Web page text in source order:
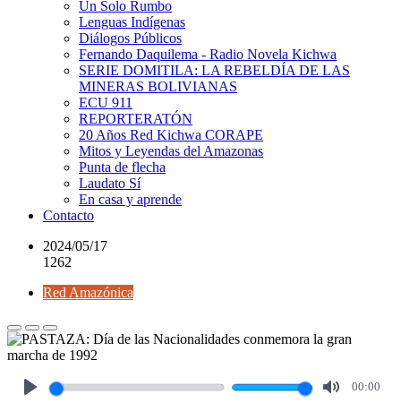
Un Solo Rumbo
Lenguas Indígenas
Diálogos Públicos
Fernando Daquilema - Radio Novela Kichwa
SERIE DOMITILA: LA REBELDÍA DE LAS
MINERAS BOLIVIANAS
ECU 911
REPORTERATÓN
20 Años Red Kichwa CORAPE
Mitos y Leyendas del Amazonas
Punta de flecha
Laudato Sí
En casa y aprende
Contacto
2024/05/17
1262
Red Amazónica
00:00